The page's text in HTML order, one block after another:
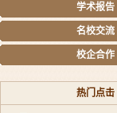
学术报告
名校交流
校企合作
热门点击